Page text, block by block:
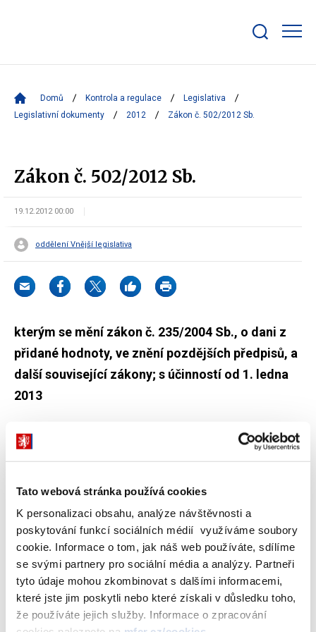
Tato webová stránka používá cookies
K personalizaci obsahu, analýze návštěvnosti a
poskytování funkcí sociálních médií využíváme soubory
cookie. Informace o tom, jak náš web používáte, sdílíme
se svými partnery pro sociální média a analýzy. Partneři
tyto údaje mohou zkombinovat s dalšími informacemi,
které jste jim poskytli nebo které získali v důsledku toho,
že používáte jejich služby. Informace o zpracování
bar
Domů Kontrola a regulace
Legislativa
Legislativní dokumenty
2012 Zákon č. 502/2012 Sb.
Zákon č. 502/2012 Sb.
19.12.2012 00:00
oddělení Vnější legislativa
kterým se mění zákon č. 235/2004 Sb., o dani z
přidané hodnoty, ve znění pozdějších předpisů, a
další související zákony; s účinností od 1. ledna
2013
Odkaz na jinou stránku:
Dokumenty ke stažení
Zákon č. 502/2012 Sb. (913 kB)